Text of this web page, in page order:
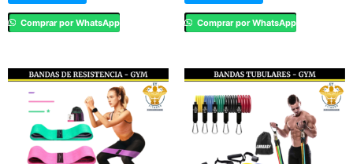
Comprar por WhatsApp Comprar por WhatsApp